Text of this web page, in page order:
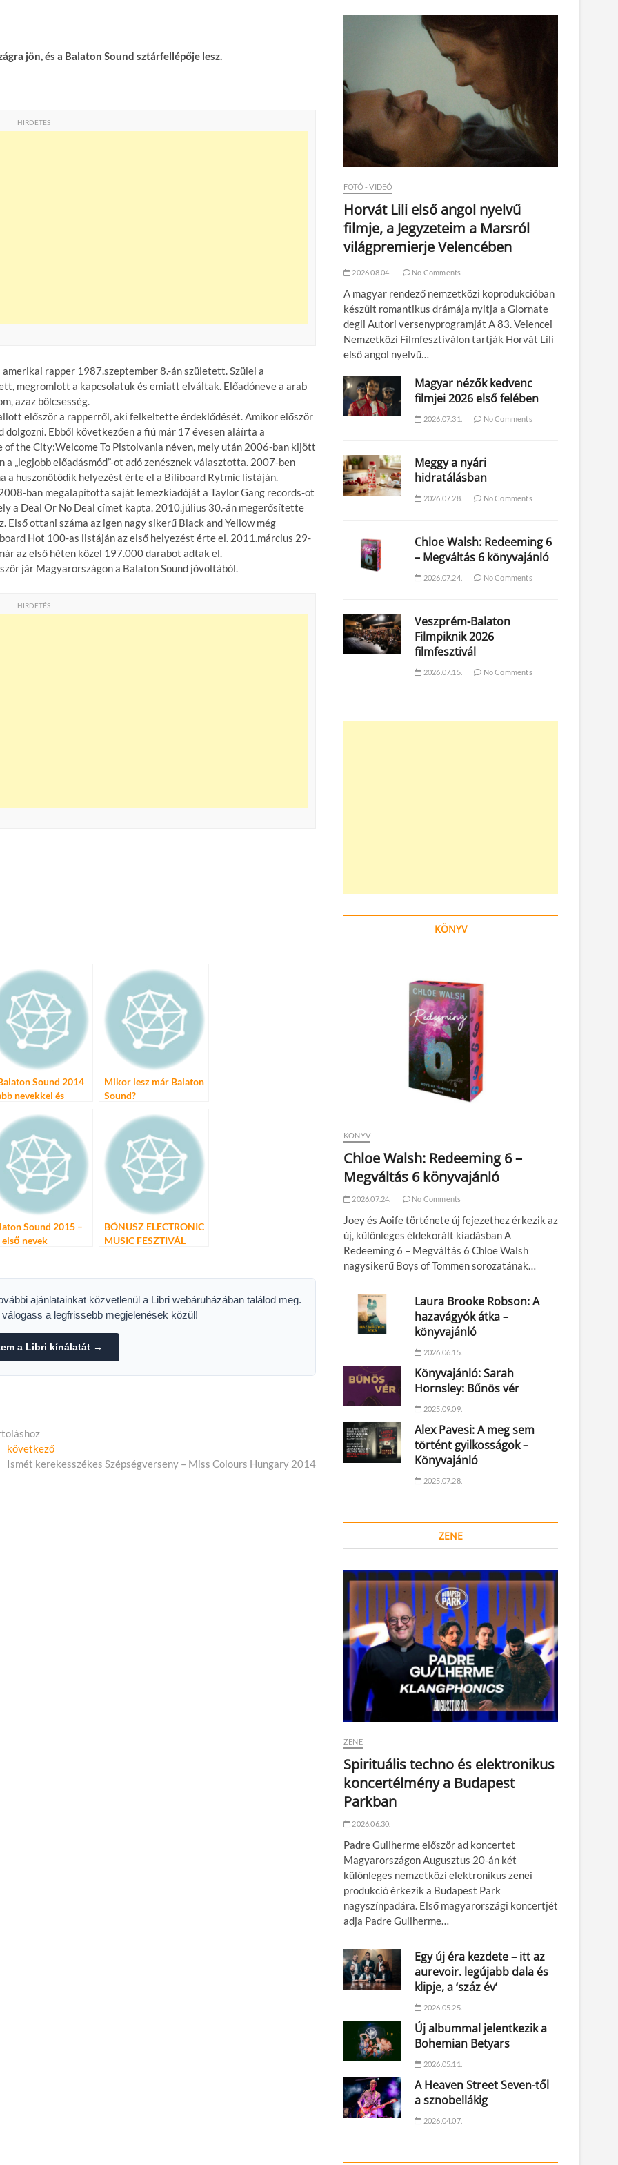
jön, és a Balaton Sound sztárfellépője lesz.
HIRDETÉS
rapper 1987.szeptember 8.-án született. Szülei a
megromlott a kapcsolatuk és emiatt elváltak. Előadóneve a arab
azaz bölcsesség.
először a rapperről, aki felkeltette érdeklődését. Amikor először
Ebből következően a fiú már 17 évesen aláírta a
the City:Welcome To Pistolvania néven, mely után 2006-ban kijött
a „legjobb előadásmód”-ot adó zenésznek választotta. 2007-ben
a huszonötödik helyezést érte el a Biliboard Rytmic listáján.
ban megalapította saját lemezkiadóját a Taylor Gang records-ot
a Deal Or No Deal címet kapta. 2010.július 30.-án megerősítette
ottani száma az igen nagy sikerű Black and Yellow még
Hot 100-as listáján az első helyezést érte el. 2011.március 29-
az első héten közel 197.000 darabot adtak el.
jár Magyarországon a Balaton Sound jóvoltából.
HIRDETÉS
Sound 2014
nevekkel és
Mikor lesz már Balaton
Sound?
Sound 2015 –
első nevek
BÓNUSZ ELECTRONIC
MUSIC FESZTIVÁL
BUDAPEST
ajánlatainkat közvetlenül a Libri webáruházában találod meg.
a legfrissebb megjelenések közül!
a Libri kínálatát →
következőKövetkező
cikk:
Ismét kerekesszékes Szépségverseny – Miss Colours Hungary 2014
FOTÓ - VIDEÓ
Horvát Lili első angol nyelvű
filmje, a Jegyzeteim a Marsról
világpremierje Velencében
2026.08.04. No Comments
A magyar rendező nemzetközi koprodukcióban
készült romantikus drámája nyitja a Giornate
degli Autori versenyprogramját A 83. Velencei
Nemzetközi Filmfesztiválon tartják Horvát Lili
első angol nyelvű…
Magyar nézők kedvenc
filmjei 2026 első felében
2026.07.31. No Comments
Meggy a nyári
hidratálásban
2026.07.28. No Comments
Chloe Walsh: Redeeming 6
– Megváltás 6 könyvajánló
2026.07.24. No Comments
Veszprém-Balaton
Filmpiknik 2026
filmfesztivál
2026.07.15. No Comments
KÖNYV
KÖNYV
Chloe Walsh: Redeeming 6 –
Megváltás 6 könyvajánló
2026.07.24. No Comments
Joey és Aoife története új fejezethez érkezik az
új, különleges éldekorált kiadásban A
Redeeming 6 – Megváltás 6 Chloe Walsh
nagysikerű Boys of Tommen sorozatának…
Laura Brooke Robson: A
hazavágyók átka –
könyvajánló
2026.06.15.
Könyvajánló: Sarah
Hornsley: Bűnös vér
2025.09.09.
Alex Pavesi: A meg sem
történt gyilkosságok –
Könyvajánló
2025.07.28.
ZENE
ZENE
Spirituális techno és elektronikus
koncertélmény a Budapest
Parkban
2026.06.30.
Padre Guilherme először ad koncertet
Magyarországon Augusztus 20-án két
különleges nemzetközi elektronikus zenei
produkció érkezik a Budapest Park
nagyszínpadára. Első magyarországi koncertjét
adja Padre Guilherme…
Egy új éra kezdete – itt az
aurevoir. legújabb dala és
klipje, a ‘száz év’
2026.05.25.
Új albummal jelentkezik a
Bohemian Betyars
2026.05.11.
A Heaven Street Seven-től
a sznobellákig
2026.04.07.